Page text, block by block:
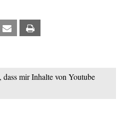
Email
mir Inhalte von Youtube